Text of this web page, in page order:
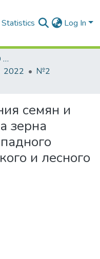
Statistics Log In
Научная периодика УО БГСХА
2022
№2
семян и
зерна
и лесного